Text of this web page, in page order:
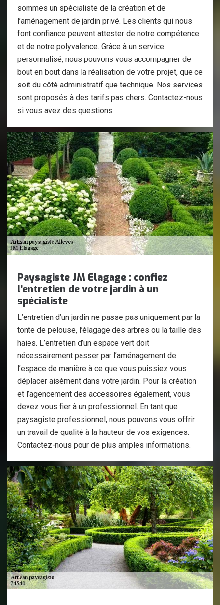
sommes un spécialiste de la création et de
l’aménagement de jardin privé. Les clients qui nous
font confiance peuvent attester de notre compétence
et de notre polyvalence. Grâce à un service
personnalisé, nous pouvons vous accompagner de
bout en bout dans la réalisation de votre projet, que ce
soit du côté administratif que technique. Nos services
sont proposés à des tarifs pas chers. Contactez-nous
si vous avez des questions.
Paysagiste JM Elagage : confiez
l’entretien de votre jardin à un
spécialiste
L’entretien d’un jardin ne passe pas uniquement par la
tonte de pelouse, l’élagage des arbres ou la taille des
haies. L’entretien d’un espace vert doit
nécessairement passer par l’aménagement de
l’espace de manière à ce que vous puissiez vous
déplacer aisément dans votre jardin. Pour la création
et l’agencement des accessoires également, vous
devez vous fier à un professionnel. En tant que
paysagiste professionnel, nous pouvons vous offrir
un travail de qualité à la hauteur de vos exigences.
Contactez-nous pour de plus amples informations.